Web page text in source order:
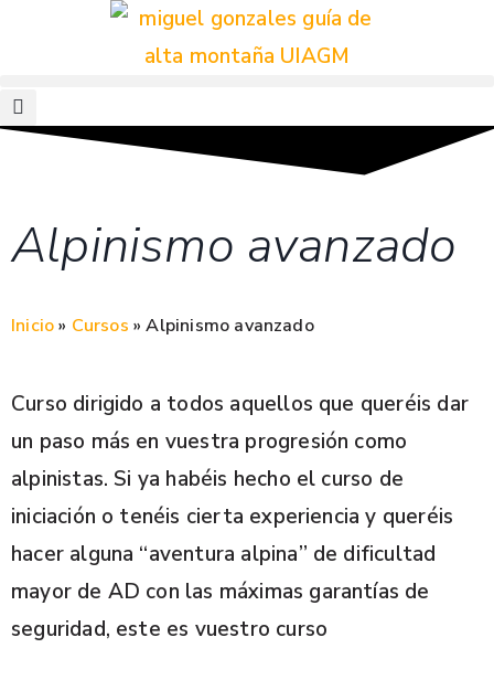
Alpinismo avanzado
Inicio» Cursos »Alpinismo avanzado
Curso dirigido a todos aquellos que queréis dar
un paso más en vuestra progresión como
alpinistas. Si ya habéis hecho el curso de
iniciación o tenéis cierta experiencia y queréis
hacer alguna “aventura alpina” de dificultad
mayor de AD con las máximas garantías de
seguridad, este es vuestro curso